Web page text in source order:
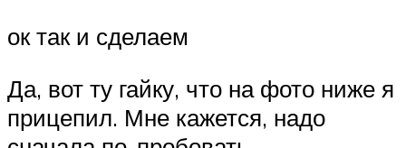
ок так и сделаем
Да, вот ту гайку, что на фото ниже я
прицепил. Мне кажется, надо